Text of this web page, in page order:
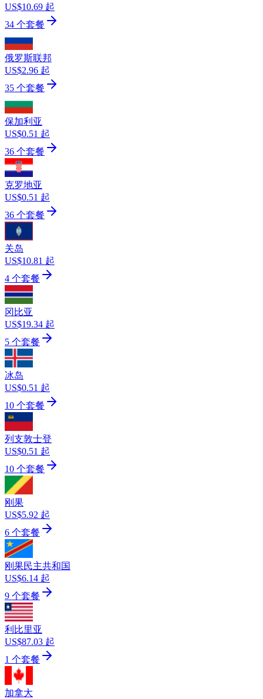
US$10.69 起
34 个套餐
俄罗斯联邦
US$2.96 起
35 个套餐
保加利亚
US$0.51 起
36 个套餐
克罗地亚
US$0.51 起
36 个套餐
关岛
US$10.81 起
4 个套餐
冈比亚
US$19.34 起
5 个套餐
冰岛
US$0.51 起
10 个套餐
列支敦士登
US$0.51 起
10 个套餐
刚果
US$5.92 起
6 个套餐
刚果民主共和国
US$6.14 起
9 个套餐
利比里亚
US$87.03 起
1 个套餐
加拿大